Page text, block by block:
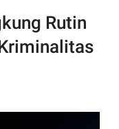
Rutin